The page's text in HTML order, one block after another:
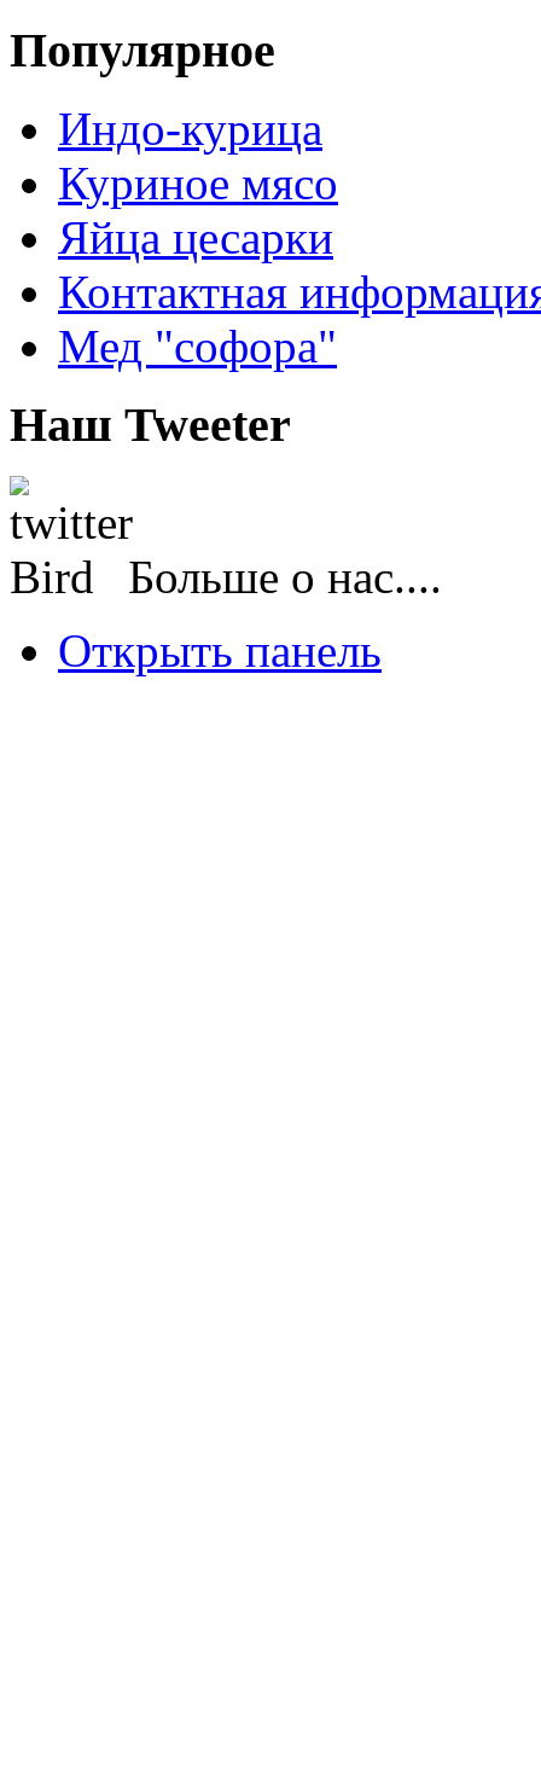
Популярное
Индо-курица
Куриное мясо
Яйца цесарки
Контактная
Мед "софора"
Наш Tweeter
Больше о нас....
Открыть панель